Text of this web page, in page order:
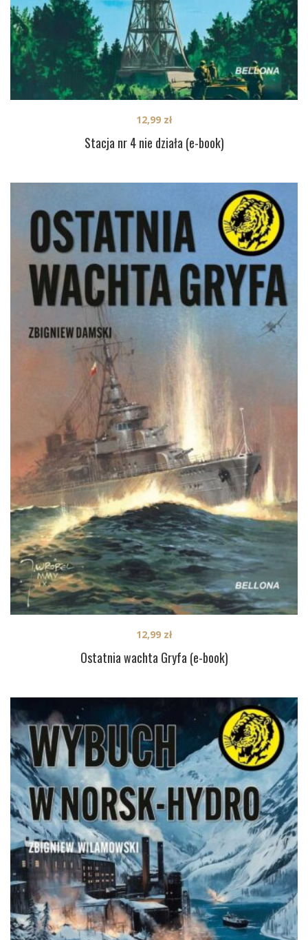
Stacja nr 4 nie działa (e-book)
12,99 zł
Ostatnia wachta Gryfa (e-book)
12,99 zł